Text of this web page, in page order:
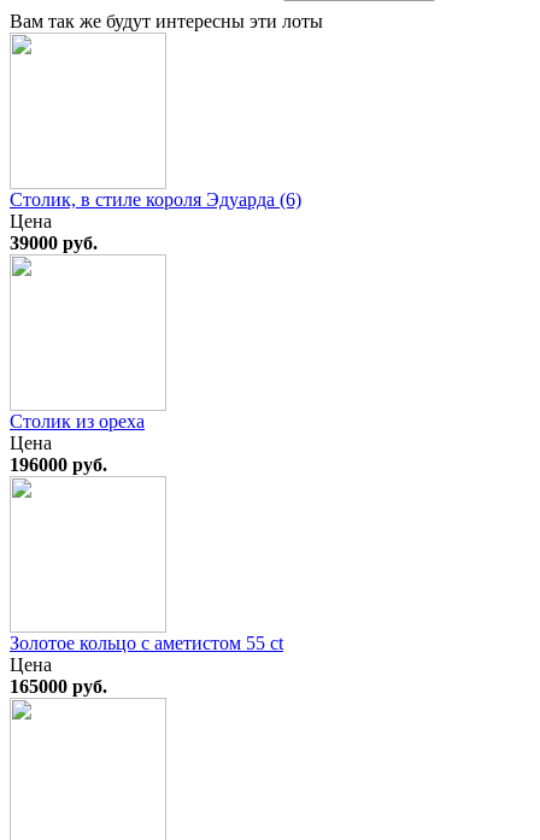
Вам так же будут интересны эти лоты
Столик, в стиле короля Эдуарда (6)
Цена
39000 руб.
Столик из ореха
Цена
196000 руб.
Золотое кольцо с аметистом 55 ct
Цена
165000 руб.